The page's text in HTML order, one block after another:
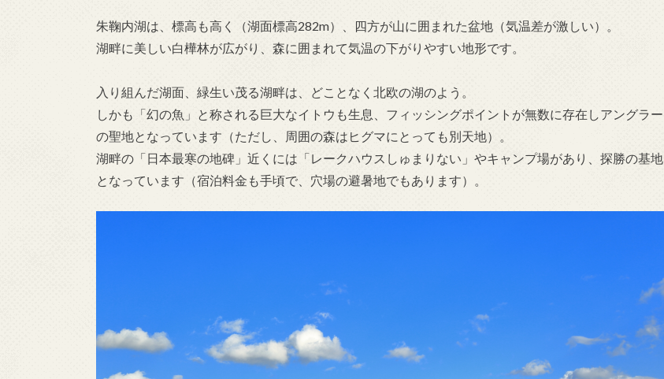
朱鞠内湖は、標高も高く（湖面標高282m）、四方が山に囲まれた盆地（気温差が激しい）。
湖畔に美しい白樺林が広がり、森に囲まれて気温の下がりやすい地形です。
入り組んだ湖面、緑生い茂る湖畔は、どことなく北欧の湖のよう。
しかも「幻の魚」と称される巨大なイトウも生息、フィッシングポイントが無数に存在しアングラー
の聖地となっています（ただし、周囲の森はヒグマにとっても別天地）。
湖畔の「日本最寒の地碑」近くには「レークハウスしゅまりない」やキャンプ場があり、探勝の基地
となっています（宿泊料金も手頃で、穴場の避暑地でもあります）。